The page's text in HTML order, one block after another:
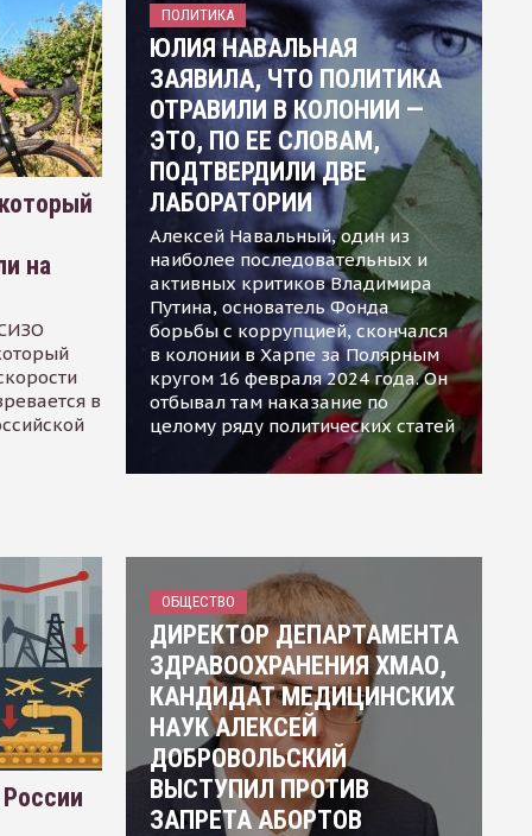
на
в
ПОЛИТИКА
ЮЛИЯ НАВАЛЬНАЯ
ЗАЯВИЛА, ЧТО ПОЛИТИКА
ОТРАВИЛИ В КОЛОНИИ —
ЭТО, ПО ЕЕ СЛОВАМ,
ПОДТВЕРДИЛИ ДВЕ
ЛАБОРАТОРИИ
Алексей Навальный, один из
наиболее последовательных и
активных критиков Владимира
Путина, основатель Фонда
борьбы с коррупцией, скончался
в колонии в Харпе за Полярным
кругом 16 февраля 2024 года. Он
отбывал там наказание по
целому ряду политических статей
ОБЩЕСТВО
ДИРЕКТОР ДЕПАРТАМЕНТА
ЗДРАВООХРАНЕНИЯ ХМАО,
КАНДИДАТ МЕДИЦИНСКИХ
НАУК АЛЕКСЕЙ
ДОБРОВОЛЬСКИЙ
ВЫСТУПИЛ ПРОТИВ
ЗАПРЕТА АБОРТОВ